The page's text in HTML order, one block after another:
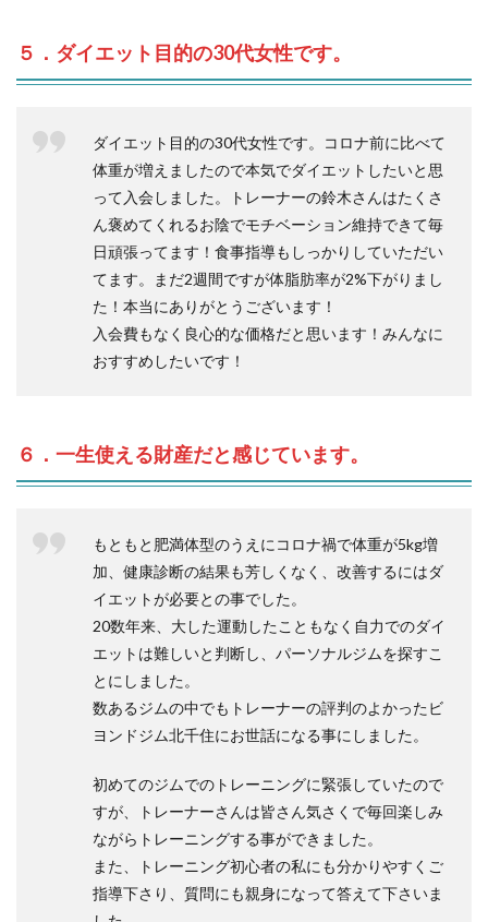
５．ダイエット目的の30代女性です。
ダイエット目的の30代女性です。コロナ前に比べて
体重が増えましたので本気でダイエットしたいと思
って入会しました。トレーナーの鈴木さんはたくさ
ん褒めてくれるお陰でモチベーション維持できて毎
日頑張ってます！食事指導もしっかりしていただい
てます。まだ2週間ですが体脂肪率が2%下がりまし
た！本当にありがとうございます！
入会費もなく良心的な価格だと思います！みんなに
おすすめしたいです！
６．一生使える財産だと感じています。
もともと肥満体型のうえにコロナ禍で体重が5kg増
加、健康診断の結果も芳しくなく、改善するにはダ
イエットが必要との事でした。
20数年来、大した運動したこともなく自力でのダイ
エットは難しいと判断し、パーソナルジムを探すこ
とにしました。
数あるジムの中でもトレーナーの評判のよかったビ
ヨンドジム北千住にお世話になる事にしました。
初めてのジムでのトレーニングに緊張していたので
すが、トレーナーさんは皆さん気さくで毎回楽しみ
ながらトレーニングする事ができました。
また、トレーニング初心者の私にも分かりやすくご
指導下さり、質問にも親身になって答えて下さいま